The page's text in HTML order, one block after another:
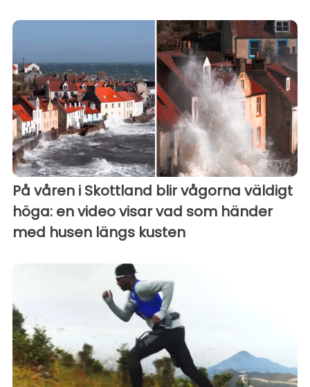
På våren i Skottland blir vågorna väldigt
höga: en video visar vad som händer
med husen längs kusten